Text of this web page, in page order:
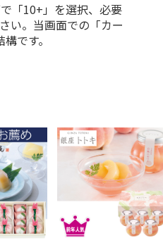
「10+」を選択、必要
い。当画面での「カー
です。